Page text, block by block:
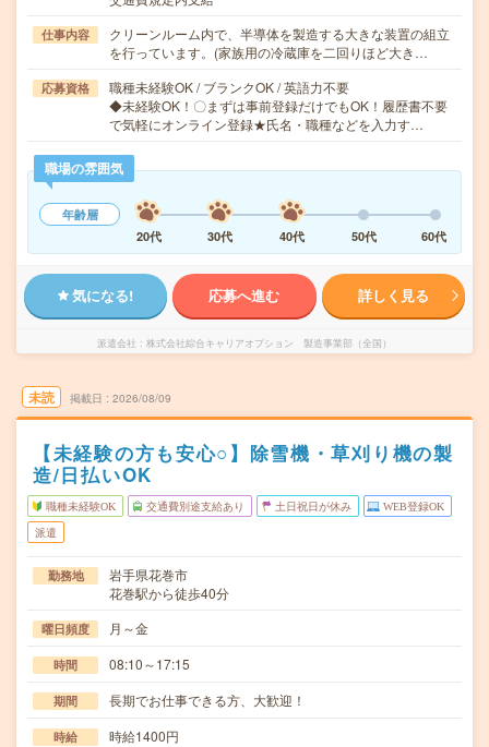
仕事内容
クリーンルーム内で、半導体を製造する大きな装置の組立
を行っています。(家族用の冷蔵庫を二回りほど大き…
応募資格
職種未経験OK / ブランクOK / 英語力不要
◆未経験OK！〇まずは事前登録だけでもOK！履歴書不要
で気軽にオンライン登録★氏名・職種などを入力す…
職場の雰囲気
年齢層
20代
30代 40代 50代 60代
気になる! 応募へ進む 詳しく見る
派遣会社 株式会社綜合キャリアオプション 製造事業部（全国）
未読 掲載日 2026/08/09
【未経験の方も安心○】除雪機・草刈り機の製
造/日払いOK
職種未経験OK 交通費別途支給あり 土日祝日が休み WEB登録OK
派遣
勤務地
岩手県花巻市
花巻駅から徒歩40分
曜日頻度 月～金
時間 08:10～17:15
期間 長期でお仕事できる方、大歓迎！
時給 時給1400円